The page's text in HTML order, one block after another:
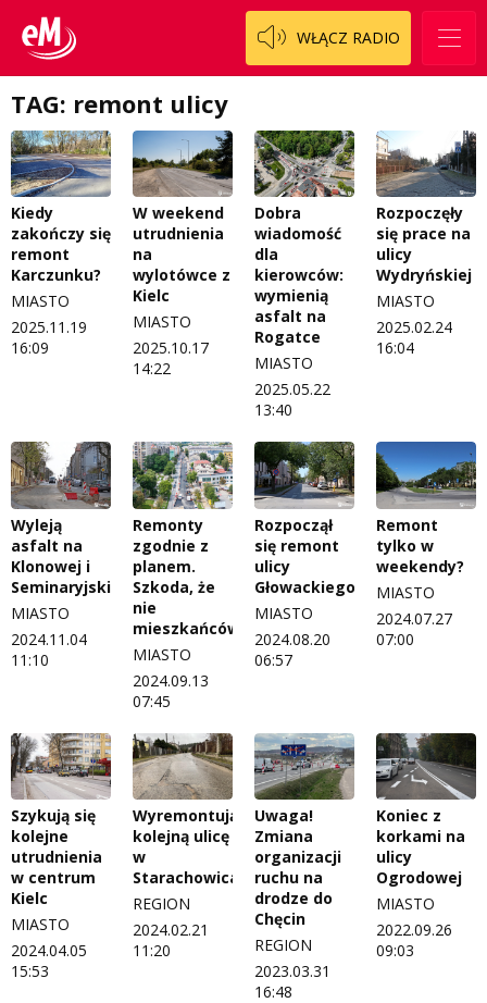
WŁĄCZ RADIO
TAG: remont ulicy
Kiedy
zakończy się
remont
Karczunku?
MIASTO
2025.11.19
16:09
W weekend
utrudnienia
na
wylotówce z
Kielc
MIASTO
2025.10.17
14:22
Dobra
wiadomość
dla
kierowców:
wymienią
asfalt na
Rogatce
MIASTO
2025.05.22
13:40
Rozpoczęły
się prace na
ulicy
Wydryńskiej
MIASTO
2025.02.24
16:04
Wyleją
asfalt na
Klonowej i
Seminaryjskiej
MIASTO
2024.11.04
11:10
Remonty
zgodnie z
planem.
Szkoda, że
nie
mieszkańców
MIASTO
2024.09.13
07:45
Rozpoczął
się remont
ulicy
Głowackiego
MIASTO
2024.08.20
06:57
Remont
tylko w
weekendy?
MIASTO
2024.07.27
07:00
Szykują się
kolejne
utrudnienia
w centrum
Kielc
MIASTO
2024.04.05
15:53
Wyremontują
kolejną ulicę
w
Starachowicach
REGION
2024.02.21
11:20
Uwaga!
Zmiana
organizacji
ruchu na
drodze do
Chęcin
REGION
2023.03.31
16:48
Koniec z
korkami na
ulicy
Ogrodowej
MIASTO
2022.09.26
09:03